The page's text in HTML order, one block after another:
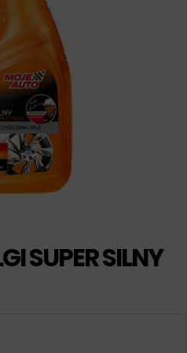
SUPER SILNY